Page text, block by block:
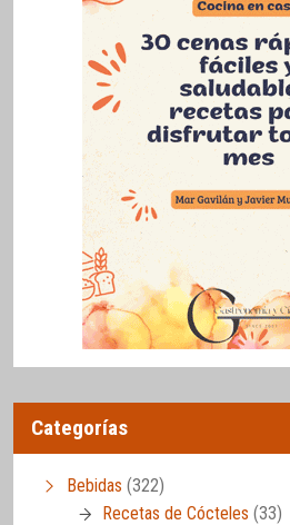
Categorías
Bebidas (322)
Recetas de Cócteles (33)